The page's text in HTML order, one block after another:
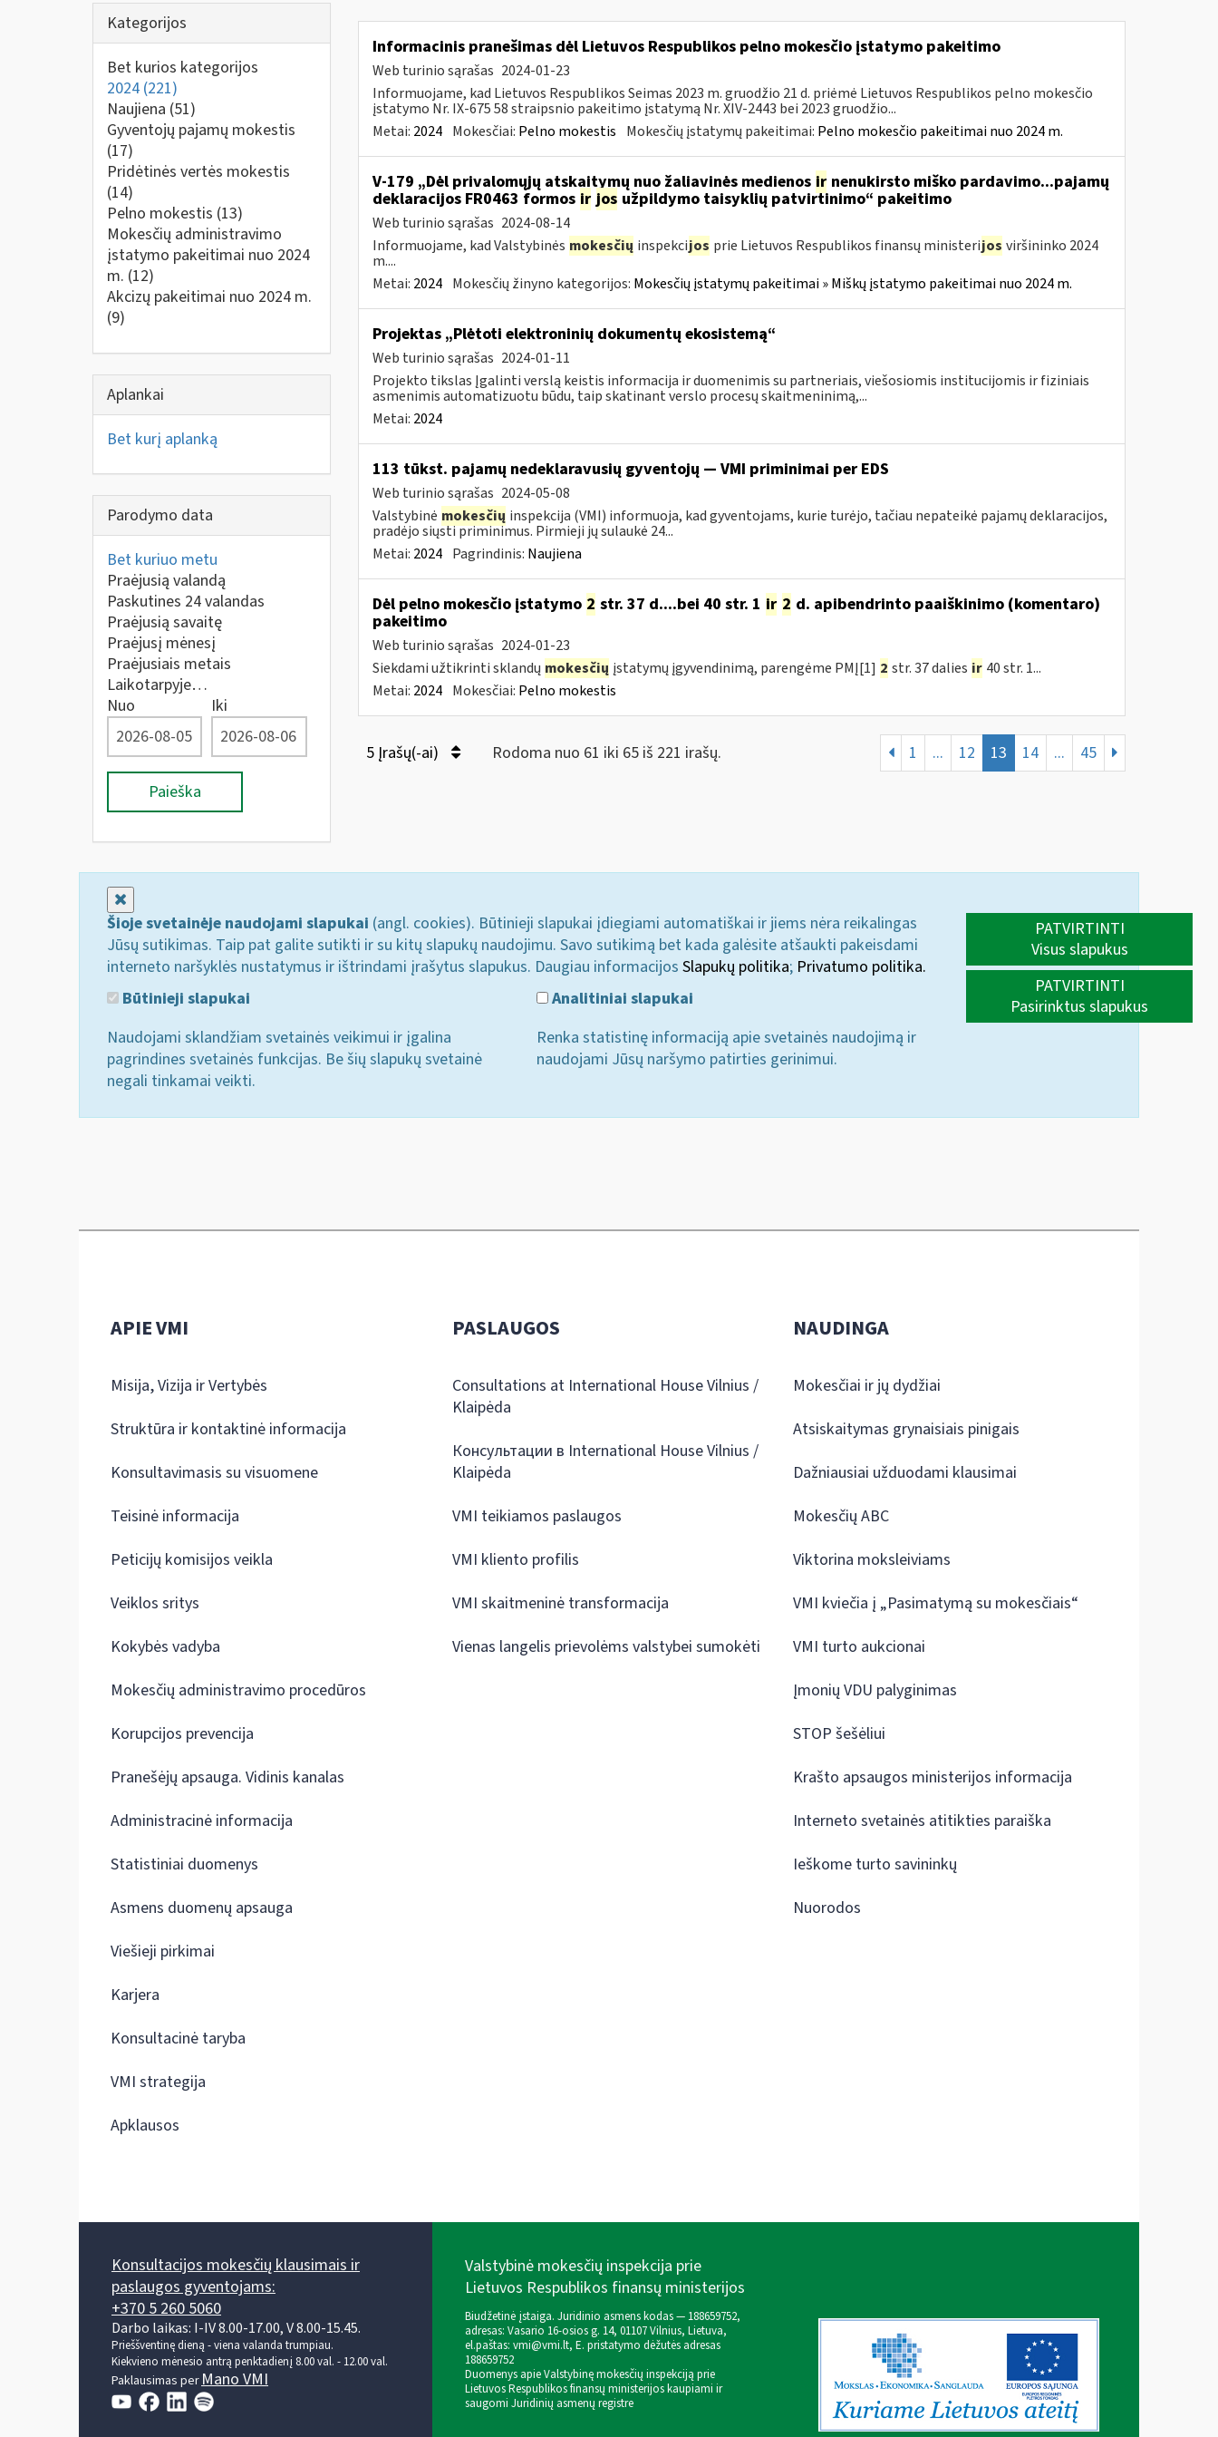
Kategorijos
Bet kurios kategorijos
2024 (221)
Naujiena (51)
Gyventojų pajamų mokestis
(17)
Pridėtinės vertės mokestis
(14)
Pelno mokestis (13)
Mokesčių administravimo
įstatymo pakeitimai nuo 2024
m. (12)
Akcizų pakeitimai nuo 2024 m.
(9)
Aplankai
Bet kurį aplanką
Parodymo data
Bet kuriuo metu
Praėjusią valandą
Paskutines 24 valandas
Praėjusią savaitę
Praėjusį mėnesį
Praėjusiais metais
Laikotarpyje…
Nuo
Iki
Paieška
Informacinis pranešimas dėl Lietuvos Respublikos pelno mokesčio įstatymo pakeitimo
Web turinio sąrašas 2024-01-23
Informuojame, kad Lietuvos Respublikos Seimas 2023 m. gruodžio 21 d. priėmė Lietuvos Respublikos pelno mokesčio
įstatymo Nr. IX-675 58 straipsnio pakeitimo įstatymą Nr. XIV-2443 bei 2023 gruodžio...
Metai: 2024 Mokesčiai: Pelno mokestis Mokesčių įstatymų pakeitimai: Pelno mokesčio pakeitimai nuo 2024 m.
V-179 „Dėl privalomųjų atskaitymų nuo žaliavinės medienos irnenukirsto miško pardavimo...pajamų
deklaracijos FR0463 formos ir jos užpildymo taisyklių patvirtinimo“ pakeitimo
Web turinio sąrašas 2024-08-14
Informuojame, kad Valstybinės mokesčių inspekcijos prie Lietuvos Respublikos finansų ministerijos viršininko 2024
m....
Metai: 2024 Mokesčių žinyno kategorijos: Mokesčių įstatymų pakeitimai » Miškų įstatymo pakeitimai nuo 2024 m.
Projektas „Plėtoti elektroninių dokumentų ekosistemą“
Web turinio sąrašas 2024-01-11
Projekto tikslas Įgalinti verslą keistis informacija ir duomenimis su partneriais, viešosiomis institucijomis ir fiziniais
asmenimis automatizuotu būdu, taip skatinant verslo procesų skaitmeninimą,...
Metai: 2024
113 tūkst. pajamų nedeklaravusių gyventojų — VMI priminimai per EDS
Web turinio sąrašas 2024-05-08
Valstybinė mokesčių inspekcija (VMI) informuoja, kad gyventojams, kurie turėjo, tačiau nepateikė pajamų deklaracijos,
pradėjo siųsti priminimus. Pirmieji jų sulaukė 24...
Metai: 2024 Pagrindinis: Naujiena
Dėl pelno mokesčio įstatymo 2 str. 37 d....bei 40 str. 1 ir 2 d. apibendrinto paaiškinimo (komentaro)
pakeitimo
Web turinio sąrašas 2024-01-23
Siekdami užtikrinti sklandų mokesčių įstatymų įgyvendinimą, parengėme PMĮ[1] 2 str. 37 dalies ir 40 str. 1...
Metai: 2024 Mokesčiai: Pelno mokestis
5 Įrašų(-ai) Rodoma nuo 61 iki 65 iš 221 irašų. 1 ... 12 13 14 ... 45
Šioje svetainėje naudojami slapukai (angl. cookies). Būtinieji slapukai įdiegiami automatiškai ir jiems nėra reikalingas
Jūsų sutikimas. Taip pat galite sutikti ir su kitų slapukų naudojimu. Savo sutikimą bet kada galėsite atšaukti pakeisdami
interneto naršyklės nustatymus ir ištrindami įrašytus slapukus. Daugiau informacijos Slapukų politika; Privatumo politika.
Būtinieji slapukai
Naudojami sklandžiam svetainės veikimui ir įgalina
pagrindines svetainės funkcijas. Be šių slapukų svetainė
negali tinkamai veikti.
Analitiniai slapukai
Renka statistinę informaciją apie svetainės naudojimą ir
naudojami Jūsų naršymo patirties gerinimui.
PATVIRTINTI
Visus slapukus
PATVIRTINTI
Pasirinktus slapukus
APIE VMI
Misija, Vizija ir Vertybės
Struktūra ir kontaktinė informacija
Konsultavimasis su visuomene
Teisinė informacija
Peticijų komisijos veikla
Veiklos sritys
Kokybės vadyba
Mokesčių administravimo procedūros
Korupcijos prevencija
Pranešėjų apsauga. Vidinis kanalas
Administracinė informacija
Statistiniai duomenys
Asmens duomenų apsauga
Viešieji pirkimai
Karjera
Konsultacinė taryba
VMI strategija
Apklausos
PASLAUGOS
Consultations at International House Vilnius /
Klaipėda
Консультации в International House Vilnius /
Klaipėda
VMI teikiamos paslaugos
VMI kliento profilis
VMI skaitmeninė transformacija
Vienas langelis prievolėms valstybei sumokėti
NAUDINGA
Mokesčiai ir jų dydžiai
Atsiskaitymas grynaisiais pinigais
Dažniausiai užduodami klausimai
Mokesčių ABC
Viktorina moksleiviams
VMI kviečia į „Pasimatymą su mokesčiais“
VMI turto aukcionai
Įmonių VDU palyginimas
STOP šešėliui
Krašto apsaugos ministerijos informacija
Interneto svetainės atitikties paraiška
Ieškome turto savininkų
Nuorodos
Konsultacijos mokesčių klausimais ir
paslaugos gyventojams:
+370 5 260 5060
Darbo laikas: I-IV 8.00-17.00, V 8.00-15.45.
Prieššventinę dieną - viena valanda trumpiau.
Kiekvieno mėnesio antrą penktadienį 8.00 val. - 12.00 val.
Paklausimas per Mano VMI
Valstybinė mokesčių inspekcija prie
Lietuvos Respublikos finansų ministerijos
Biudžetinė įstaiga. Juridinio asmens kodas — 188659752,
adresas: Vasario 16-osios g. 14, 01107 Vilnius, Lietuva,
el.paštas: vmi@vmi.lt, E. pristatymo dėžutės adresas
188659752
Duomenys apie Valstybinę mokesčių inspekciją prie
Lietuvos Respublikos finansų ministerijos kaupiami ir
saugomi Juridinių asmenų registre